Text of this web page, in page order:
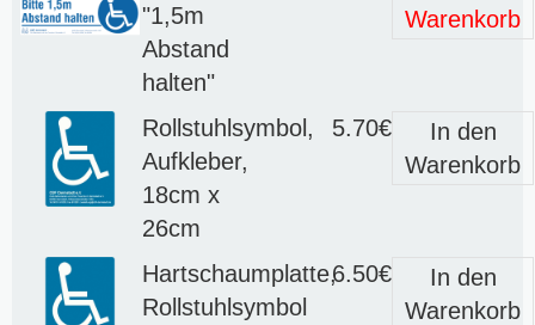
"1,5m
Abstand
halten"
Warenkorb
Rollstuhlsymbol,
Aufkleber,
18cm x
26cm
5.70€
In den
Warenkorb
Hartschaumplatte,
Rollstuhlsymbol
6.50€
In den
Warenkorb